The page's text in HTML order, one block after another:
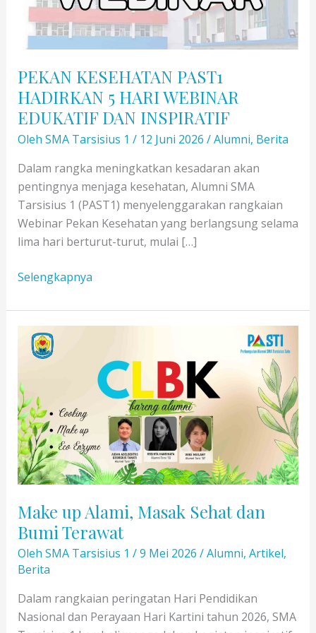
PEKAN KESEHATAN PAST1
HADIRKAN 5 HARI WEBINAR
EDUKATIF DAN INSPIRATIF
Oleh SMA Tarsisius 1 / 12 Juni 2026 /Alumni, Berita
Dalam rangka meningkatkan kesadaran akan
pentingnya menjaga kesehatan, Alumni SMA
Tarsisius 1 (PAST1) menyelenggarakan rangkaian
Webinar Pekan Kesehatan yang berlangsung selama
lima hari berturut-turut, mulai […]
PEKAN
PAST1
HADIRKAN
WEBINAR
EDUKATIF
DAN
INSPIRATIF
Selengkapnya
Make up Alami, Masak Sehat dan
Bumi Terawat
Oleh SMA Tarsisius 1 /9 Mei 2026 /Alumni, Artikel,
Berita
Dalam rangkaian peringatan Hari Pendidikan
Nasional dan Perayaan Hari Kartini tahun 2026, SMA